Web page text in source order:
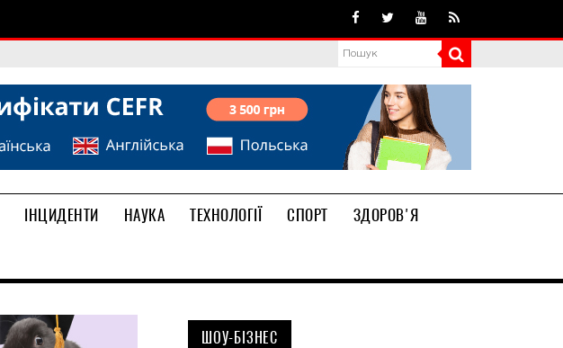
ІНЦИДЕНТИ НАУКА ТЕХНОЛОГІЇ СПОРТ
ЗДОРОВ'Я
ШОУ-БІЗНЕС